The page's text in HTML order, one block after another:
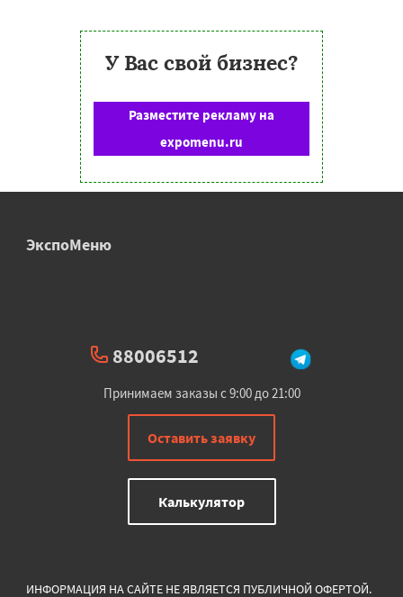
У Вас свой бизнес?
Разместите рекламу на
expomenu.ru
ЭкспоМеню
88006512
Принимаем заказы с 9:00 до 21:00
Оставить заявку
Калькулятор
ИНФОРМАЦИЯ НА САЙТЕ НЕ ЯВЛЯЕТСЯ ПУБЛИЧНОЙ ОФЕРТОЙ.